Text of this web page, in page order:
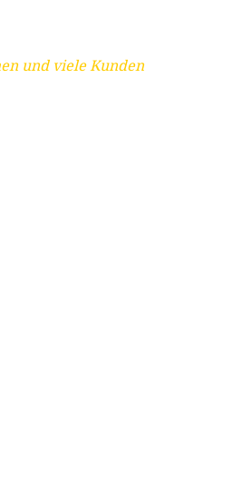
und viele Kunden